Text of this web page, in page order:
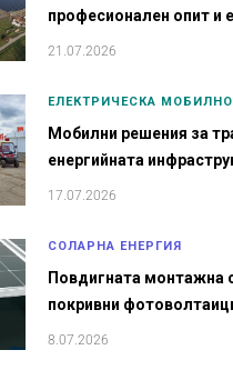
професионален опит и
21.07.2026
ЕЛЕКТРИЧЕСКА
Мобилни решения за
енергийната
17.07.2026
СОЛАРНА ЕНЕРГИЯ
Повдигната монтажна
покривни
8.07.2026